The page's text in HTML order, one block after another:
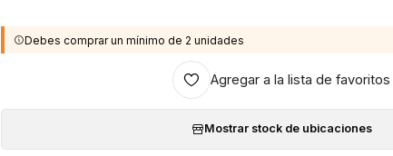
Debes comprar un mínimo de 2 unidades
Agregar a la lista de favoritos
Mostrar stock de ubicaciones